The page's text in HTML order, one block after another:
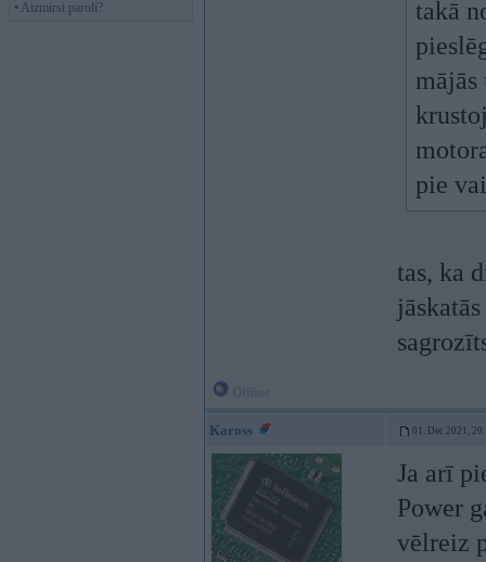
• Aizmirsi paroli?
takā
mājās
pie
tas, ka
Kaross 01. Dec 2021,
Ja arī
Power
vēlreiz